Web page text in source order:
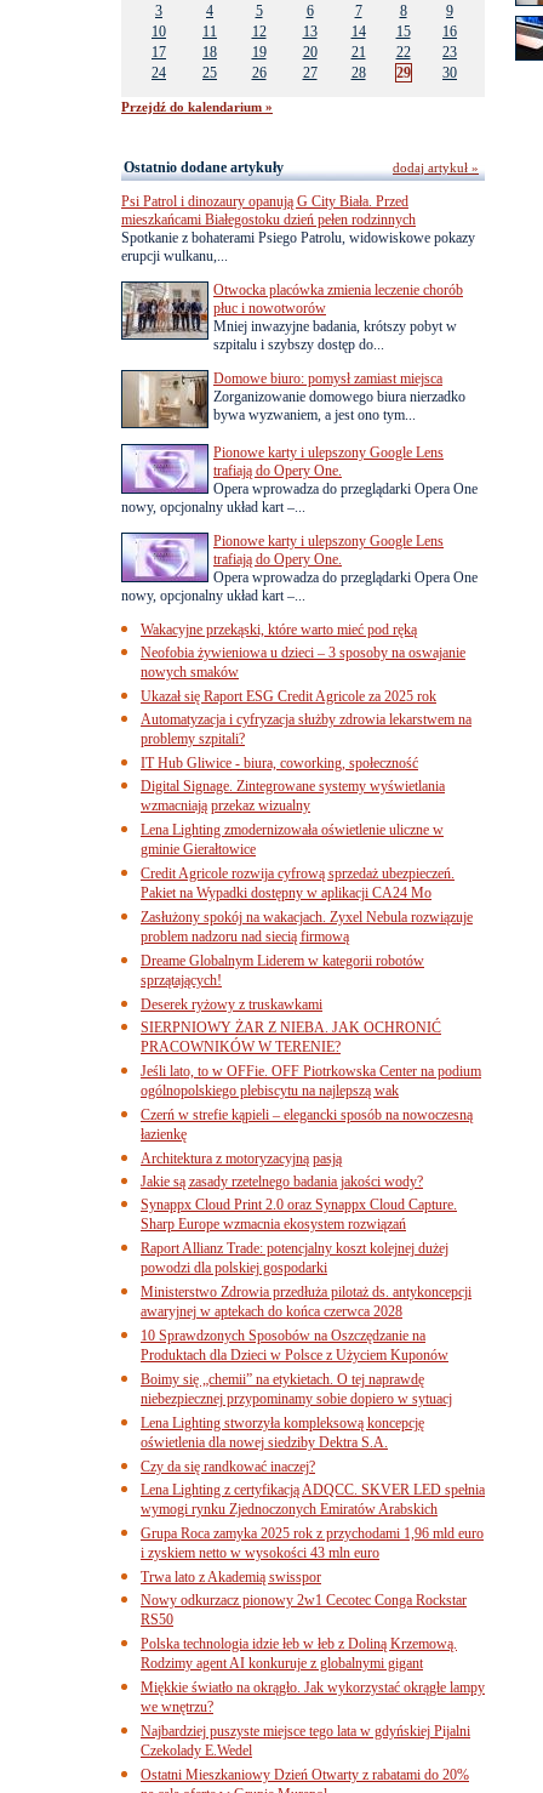
3
4 5 6 7 8
9
10
11 12 13 14 15
16
17
18 19 20 21 22
23
24
25 26 27 28 29 30
Przejdź do kalendarium »
Ostatnio dodane artykuły
Psi Patrol i dinozaury opanują G City Biała. Przed
mieszkańcami Białegostoku dzień pełen rodzinnych
Spotkanie z bohaterami Psiego Patrolu, widowiskowe pokazy
erupcji wulkanu,...
Otwocka placówka zmienia leczenie chorób
płuc i nowotworów
Mniej inwazyjne badania, krótszy pobyt w
szpitalu i szybszy dostęp do...
Domowe biuro: pomysł zamiast miejsca
Zorganizowanie domowego biura nierzadko
bywa wyzwaniem, a jest ono tym...
Pionowe karty i ulepszony Google Lens
trafiają do Opery One.
Opera wprowadza do przeglądarki Opera One
nowy, opcjonalny układ kart –...
Pionowe karty i ulepszony Google Lens
trafiają do Opery One.
Opera wprowadza do przeglądarki Opera One
nowy, opcjonalny układ kart –...
Wakacyjne przekąski, które warto mieć pod ręką
Neofobia żywieniowa u dzieci – 3 sposoby na oswajanie
nowych smaków
Ukazał się Raport ESG Credit Agricole za 2025 rok
Automatyzacja i cyfryzacja służby zdrowia lekarstwem na
problemy szpitali?
IT Hub Gliwice - biura, coworking, społeczność
Digital Signage. Zintegrowane systemy wyświetlania
wzmacniają przekaz wizualny
Lena Lighting zmodernizowała oświetlenie uliczne w
gminie Gierałtowice
Credit Agricole rozwija cyfrową sprzedaż ubezpieczeń.
Pakiet na Wypadki dostępny w aplikacji CA24 Mo
Zasłużony spokój na wakacjach. Zyxel Nebula rozwiązuje
problem nadzoru nad siecią firmową
Dreame Globalnym Liderem w kategorii robotów
sprzątających!
Deserek ryżowy z truskawkami
SIERPNIOWY ŻAR Z NIEBA. JAK OCHRONIĆ
PRACOWNIKÓW W TERENIE?
Jeśli lato, to w OFFie. OFF Piotrkowska Center na podium
ogólnopolskiego plebiscytu na najlepszą wak
Czerń w strefie kąpieli – elegancki sposób na nowoczesną
łazienkę
Architektura z motoryzacyjną pasją
Jakie są zasady rzetelnego badania jakości wody?
Synappx Cloud Print 2.0 oraz Synappx Cloud Capture.
Sharp Europe wzmacnia ekosystem rozwiązań
Raport Allianz Trade: potencjalny koszt kolejnej dużej
powodzi dla polskiej gospodarki
Ministerstwo Zdrowia przedłuża pilotaż ds. antykoncepcji
awaryjnej w aptekach do końca czerwca 2028
10 Sprawdzonych Sposobów na Oszczędzanie na
Produktach dla Dzieci w Polsce z Użyciem Kuponów
Boimy się „chemii” na etykietach. O tej naprawdę
niebezpiecznej przypominamy sobie dopiero w sytuacj
Lena Lighting stworzyła kompleksową koncepcję
oświetlenia dla nowej siedziby Dektra S.A.
Czy da się randkować inaczej?
Lena Lighting z certyfikacją ADQCC. SKVER LED spełnia
wymogi rynku Zjednoczonych Emiratów Arabskich
Grupa Roca zamyka 2025 rok z przychodami 1,96 mld euro
i zyskiem netto w wysokości 43 mln euro
Trwa lato z Akademią swisspor
Nowy odkurzacz pionowy 2w1 Cecotec Conga Rockstar
RS50
Polska technologia idzie łeb w łeb z Doliną Krzemową.
Rodzimy agent AI konkuruje z globalnymi gigant
Miękkie światło na okrągło. Jak wykorzystać okrągłe lampy
we wnętrzu?
Najbardziej puszyste miejsce tego lata w gdyńskiej Pijalni
Czekolady E.Wedel
Ostatni Mieszkaniowy Dzień Otwarty z rabatami do 20%
dodaj artykuł »